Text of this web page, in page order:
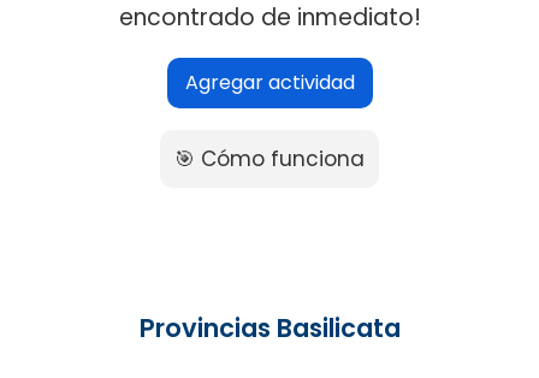
encontrado de inmediato!
Agregar actividad
🎯 Cómo funciona
Provincias Basilicata